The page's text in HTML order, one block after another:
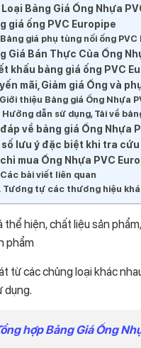
Bảng Giá Ống Nhựa
giá ống PVC Europipe
Bảng giá phụ tùng nối ống PVC
Giá Bán Thực Của Ống
khấu bảng giá ống PVC
mãi, Giảm giá Ống và
Giới thiệu Bảng giá Ống Nhựa
Hướng dẫn sử dụng, Tải về
về bảng giá Ống Nhựa
lưu ý đặc biệt khi tra cứu
mua Ống Nhựa PVC
Các bài viết liên quan
Tương tự các thương hiệu
thể hiện, chất liệu sản
phẩm
từ các chủng loại khác
dụng.
hợp Bảng Giá Ống